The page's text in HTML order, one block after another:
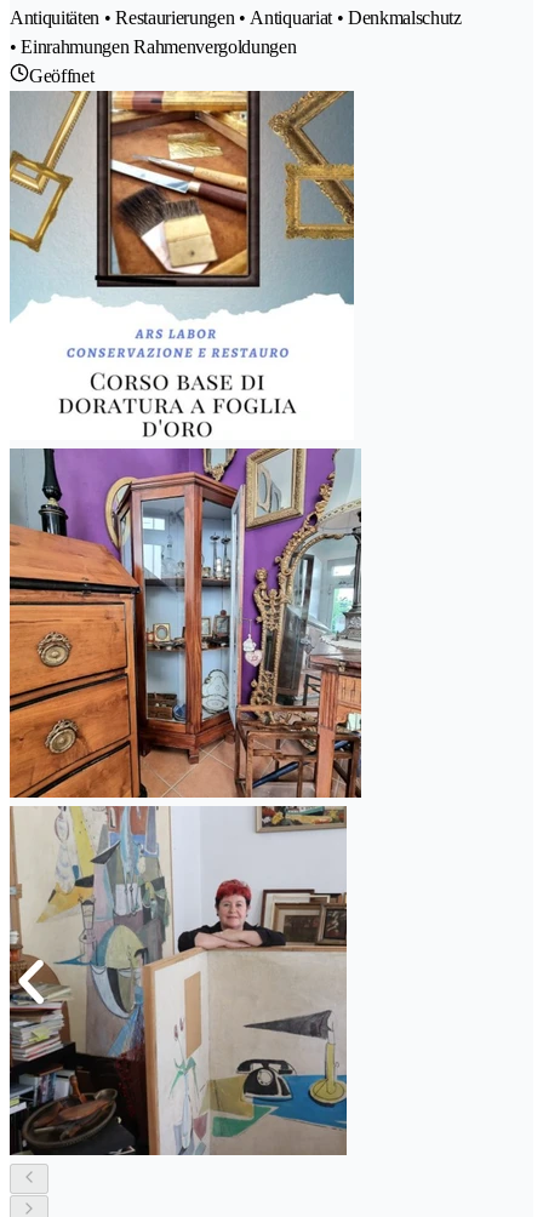
Antiquitäten • Restaurierungen • Antiquariat • Denkmalschutz
• Einrahmungen Rahmenvergoldungen
Geöffnet